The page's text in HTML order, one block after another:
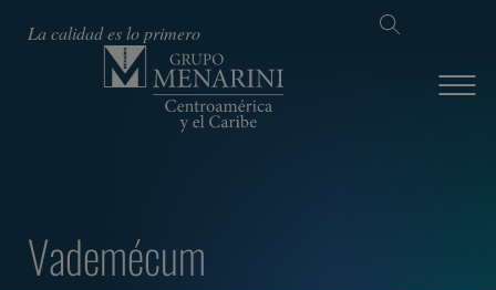
La calidad es lo primero
Vademécum